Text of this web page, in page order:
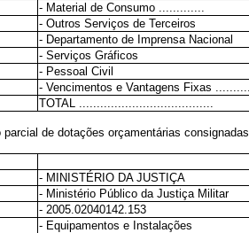
- Material de Consumo .............
- Outros Serviços de Terceiros
- Departamento de Imprensa Nacional
- Serviços Gráficos
- Pessoal Civil
- Vencimentos e Vantagens Fixas ..........
TOTAL ......................................
de dotações orçamentárias
- MINISTÉRIO DA JUSTIÇA
- Ministério Público da Justiça Militar
- 2005.02040142.153
- Equipamentos e Instalações